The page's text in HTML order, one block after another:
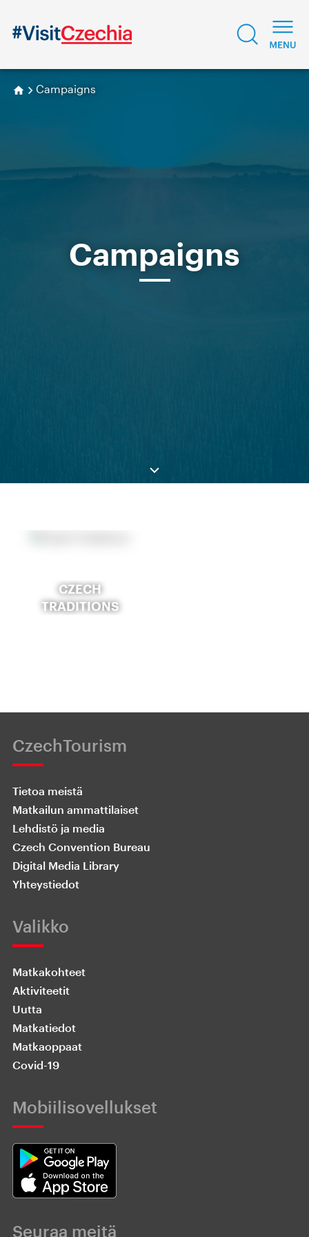
Campaigns
Campaigns
CZECH
TRADITIONS
CzechTourism
Tietoa meistä
Matkailun ammattilaiset
Lehdistö ja media
Czech Convention Bureau
Digital Media Library
Yhteystiedot
Valikko
Matkakohteet
Aktiviteetit
Uutta
Matkatiedot
Matkaoppaat
Covid-19
Mobiilisovellukset
Seuraa meitä